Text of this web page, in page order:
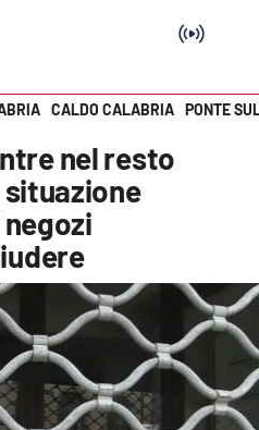
CALDO CALABRIA PONTE
nel resto
situazione